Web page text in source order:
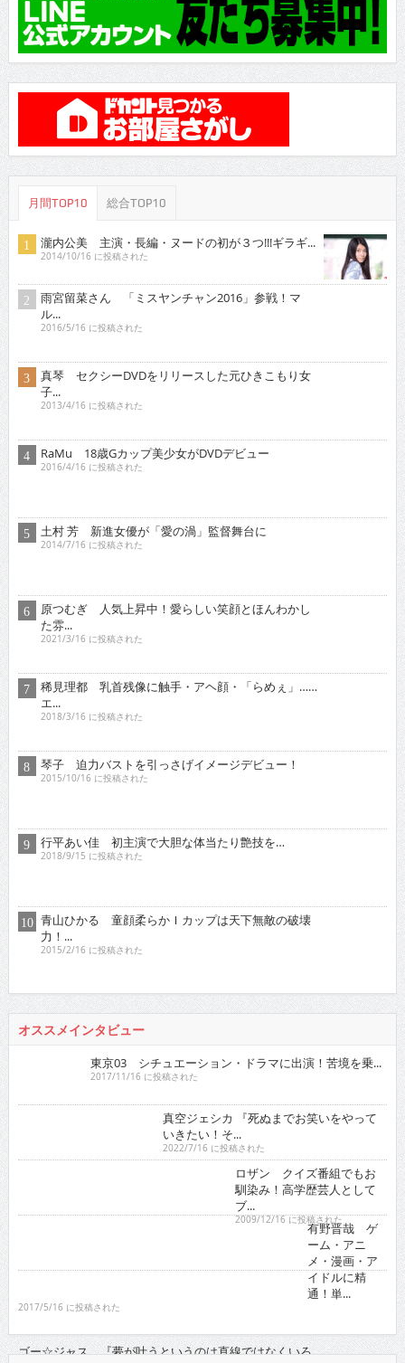
月間TOP10 総合TOP10
瀧内公美 主演・長編・ヌードの初が３つ!!!ギラギ...
2014/10/16 に投稿された
雨宮留菜さん 「ミスヤンチャン2016」参戦！マ
ル...
2016/5/16 に投稿された
子...
2013/4/16 に投稿された
RaMu 18歳Gカップ美少女がDVDデビュー
土村 芳 新進女優が「愛の渦」監督舞台に
原つむぎ 人気上昇中！愛らしい笑顔とほんわかし
た雰...
2021/3/16 に投稿された
2018/3/16 に投稿された
琴子 迫力バストを引っさげイメージデビュー！
2015/10/16 に投稿された
行平あい佳 初主演で大胆な体当たり艶技を…
2018/9/15 に投稿された
力！...
2015/2/16 に投稿された
オススメインタビュー
ロザン クイズ番組でもお
馴染み！高学歴芸人として
ーム・アニ
通！単...
ゴー☆ジャス 『夢が叶うというのは直線ではなくいろ...